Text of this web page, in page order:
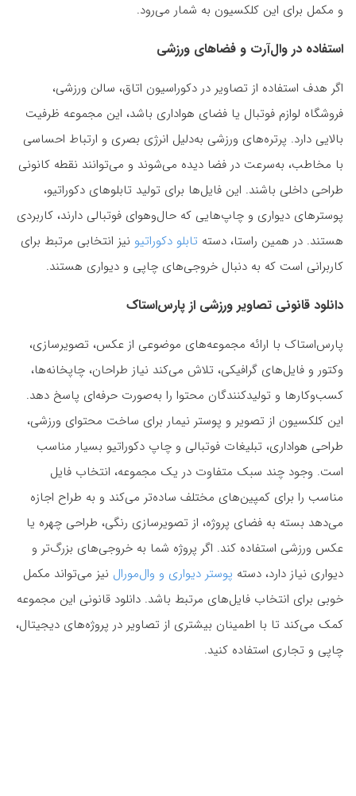
و مکمل برای این کلکسیون به شمار می‌رود.
استفاده در وال‌آرت و فضاهای ورزشی
اگر هدف استفاده از تصاویر در دکوراسیون اتاق، سالن ورزشی،
فروشگاه لوازم فوتبال یا فضای هواداری باشد، این مجموعه ظرفیت
بالایی دارد. پرتره‌های ورزشی به‌دلیل انرژی بصری و ارتباط احساسی
با مخاطب، به‌سرعت در فضا دیده می‌شوند و می‌توانند نقطه کانونی
طراحی داخلی باشند. این فایل‌ها برای تولید تابلوهای دکوراتیو،
پوسترهای دیواری و چاپ‌هایی که حال‌وهوای فوتبالی دارند، کاربردی
هستند. در همین راستا، دسته تابلو دکوراتیو نیز انتخابی مرتبط برای
کاربرانی است که به دنبال خروجی‌های چاپی و دیواری هستند.
دانلود قانونی تصاویر ورزشی از پارس‌استاک
پارس‌استاک با ارائه مجموعه‌های موضوعی از عکس، تصویرسازی،
وکتور و فایل‌های گرافیکی، تلاش می‌کند نیاز طراحان، چاپخانه‌ها،
کسب‌وکارها و تولیدکنندگان محتوا را به‌صورت حرفه‌ای پاسخ دهد.
این کلکسیون از تصویر و پوستر نیمار برای ساخت محتوای ورزشی،
طراحی هواداری، تبلیغات فوتبالی و چاپ دکوراتیو بسیار مناسب
است. وجود چند سبک متفاوت در یک مجموعه، انتخاب فایل
مناسب را برای کمپین‌های مختلف ساده‌تر می‌کند و به طراح اجازه
می‌دهد بسته به فضای پروژه، از تصویرسازی رنگی، طراحی چهره یا
عکس ورزشی استفاده کند. اگر پروژه شما به خروجی‌های بزرگ‌تر و
دیواری نیاز دارد، دسته پوستر دیواری و وال‌مورال نیز می‌تواند مکمل
خوبی برای انتخاب فایل‌های مرتبط باشد. دانلود قانونی این مجموعه
کمک می‌کند تا با اطمینان بیشتری از تصاویر در پروژه‌های دیجیتال،
چاپی و تجاری استفاده کنید.